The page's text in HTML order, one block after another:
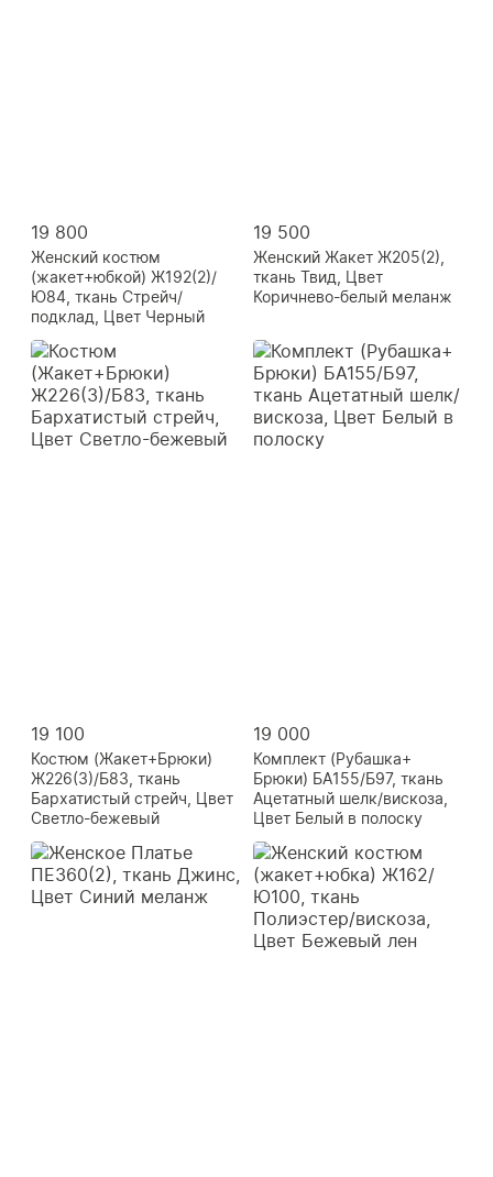
19 800
Женский костюм
(жакет+юбкой) Ж192(2)/
Ю84, ткань Стрейч/
подклад, Цвет Черный
19 500
Женский Жакет Ж205(2),
ткань Твид, Цвет
Коричнево-белый меланж
19 100
Костюм (Жакет+Брюки)
Ж226(3)/Б83, ткань
Бархатистый стрейч, Цвет
Светло-бежевый
19 000
Комплект (Рубашка+
Брюки) БА155/Б97, ткань
Ацетатный шелк/вискоза,
Цвет Белый в полоску